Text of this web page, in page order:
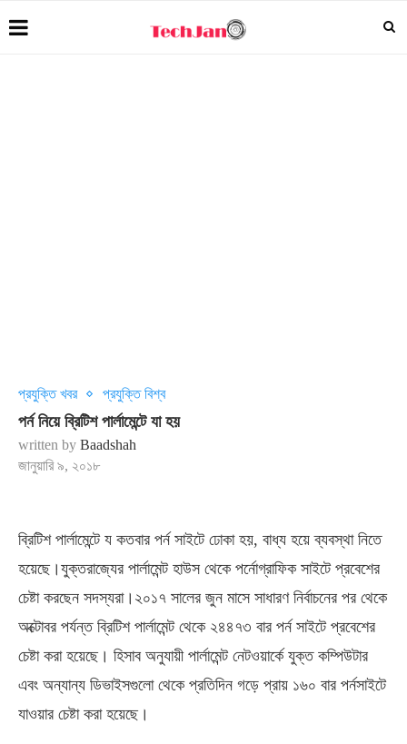
প্রযুক্তি খবর প্রযুক্তি বিশ্ব
পর্ন নিয়ে ব্রিটিশ পার্লামেন্টে যা হয়
written by Baadshah
জানুয়ারি ৯, ২০১৮
ব্রিটিশ পার্লামেন্টে য কতবার পর্ন সাইটে ঢোকা হয়, বাধ্য হয়ে ব্যবস্থা নিতে
হয়েছে।যুক্তরাজ্যের পার্লামেন্ট হাউস থেকে পর্নোগ্রাফিক সাইটে প্রবেশের
চেষ্টা করছেন সদস্যরা।২০১৭ সালের জুন মাসে সাধারণ নির্বাচনের পর থেকে
অক্টোবর পর্যন্ত ব্রিটিশ পার্লামেন্ট থেকে ২৪৪৭৩ বার পর্ন সাইটে প্রবেশের
চেষ্টা করা হয়েছে। হিসাব অনুযায়ী পার্লামেন্ট নেটওয়ার্কে যুক্ত কম্পিউটার
এবং অন্যান্য ডিভাইসগুলো থেকে প্রতিদিন গড়ে প্রায় ১৬০ বার পর্নসাইটে
যাওয়ার চেষ্টা করা হয়েছে।